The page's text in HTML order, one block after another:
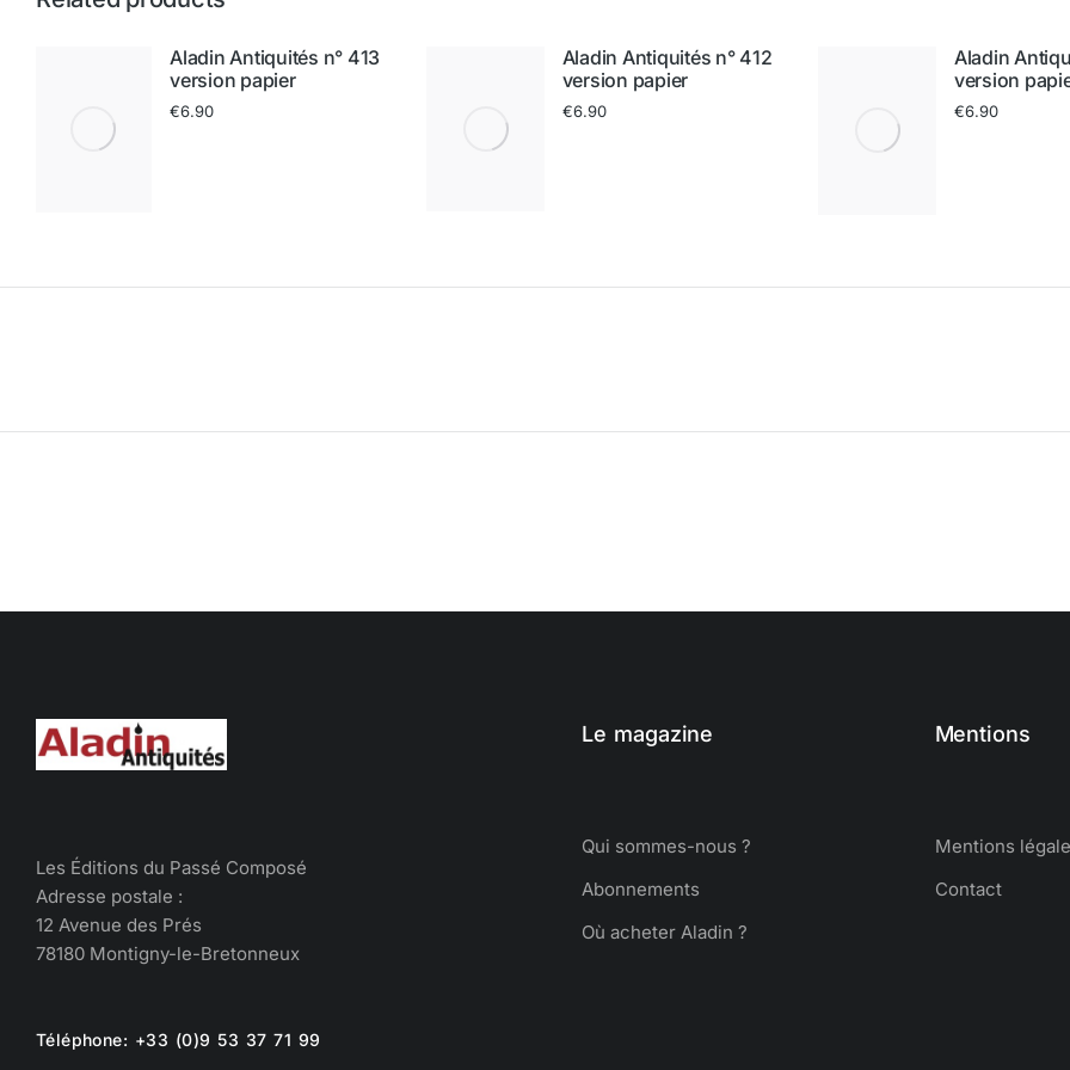
Aladin Antiquités n° 413
version papier
€6.90
Aladin Antiquités n° 412
version papier
€6.90
Aladin
version
€6.90
Les Éditions du Passé Composé
Adresse postale :
12 Avenue des Prés
78180 Montigny-le-Bretonneux
Téléphone: +33 (0)9 53 37 71 99
Le magazine
Qui sommes-nous ?
Abonnements
Où acheter Aladin ?
Mentions
Mentions
Contact